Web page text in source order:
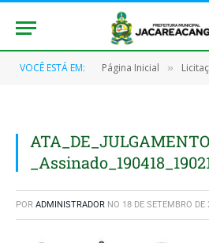
VOCÊ ESTÁ EM: Página Inicial »
POR ADMINISTRADOR NO 18 DE SETEMBRO DE